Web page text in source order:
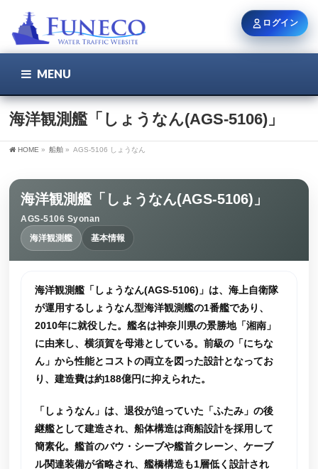
MENU
海洋観測艦「しょうなん(AGS-5106)」
HOME » 船舶 » AGS-5106 しょうなん
海洋観測艦「しょうなん(AGS-5106)」
AGS-5106 Syonan
海洋観測艦
基本情報
海洋観測艦「しょうなん(AGS-5106)」は、海上自衛隊
が運用するしょうなん型海洋観測艦の1番艦であり、
2010年に就役した。艦名は神奈川県の景勝地「湘南」
に由来し、横須賀を母港としている。前級の「にちな
ん」から性能とコストの両立を図った設計となってお
り、建造費は約188億円に抑えられた。
「しょうなん」は、退役が迫っていた「ふたみ」の後
継艦として建造され、船体構造は商船設計を採用して
簡素化。艦首のバウ・シーブや艦首クレーン、ケーブ
ル関連装備が省略され、艦橋構造も1層低く設計され
ログイン
ユーザー名 / メール
ログイン状態を保持
新規登録 パスワードを忘れた方